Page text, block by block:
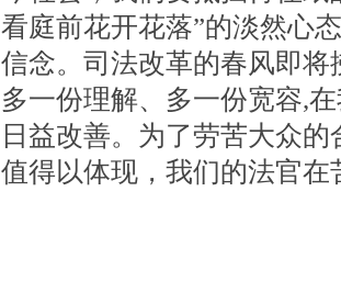
看庭前花开花落”的淡然心
信念。司法改革的春风即
多一份理解、多一份宽容,
日益改善。为了劳苦大众
值得以体现，我们的法官在